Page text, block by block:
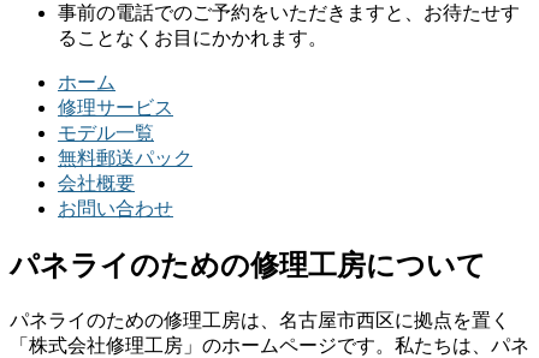
事前の電話でのご予約をいただきますと、お待たせす
ることなくお目にかかれます。
ホーム
修理サービス
モデル一覧
無料郵送パック
会社概要
お問い合わせ
パネライのための修理工房について
パネライのための修理工房は、名古屋市西区に拠点を置く
「株式会社修理工房」のホームページです。私たちは、パネ